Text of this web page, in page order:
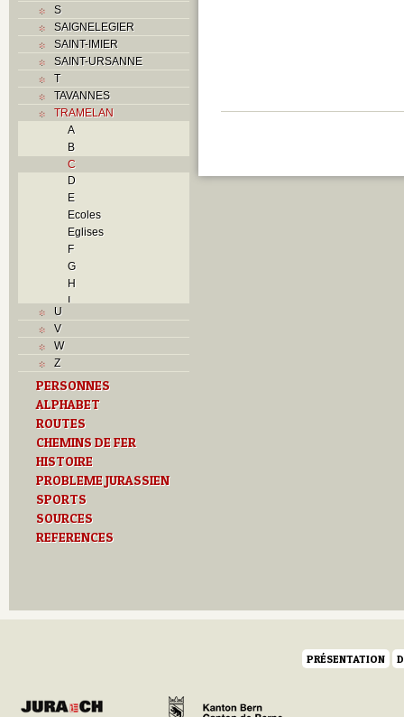
S
SAIGNELEGIER
SAINT-IMIER
SAINT-URSANNE
T
TAVANNES
TRAMELAN
A
B
C
D
E
Ecoles
Eglises
F
G
H
I
P
R
S
T
U
U
V
W
Z
PERSONNES
ALPHABET
ROUTES
CHEMINS DE FER
HISTOIRE
PROBLEME JURASSIEN
SPORTS
SOURCES
REFERENCES
PRÉSENTATION